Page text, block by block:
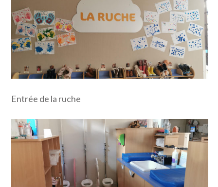
Entrée de la ruche